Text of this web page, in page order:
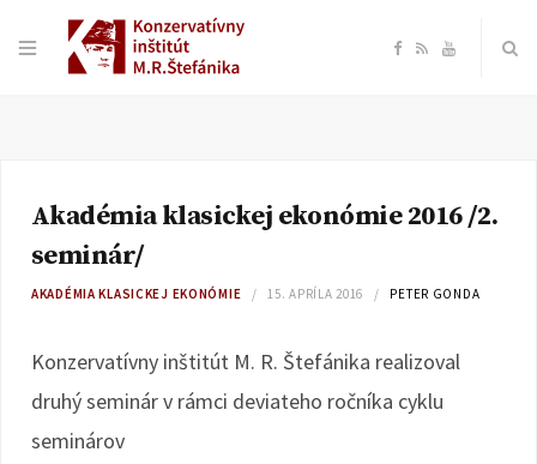
F
e
b
o
R Y
T
u
Akadémia klasickej ekonómie 2016 /2.
seminár/
AKADÉMIA KLASICKEJ EKONÓMIE 15. APRÍLA 2016 PETER GONDA
Konzervatívny inštitút M. R. Štefánika realizoval
druhý seminár v rámci deviateho ročníka cyklu
seminárov